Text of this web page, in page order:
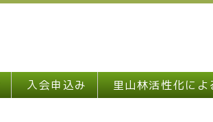
入会申込み 里山林活性化に